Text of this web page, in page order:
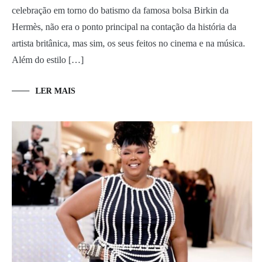
celebração em torno do batismo da famosa bolsa Birkin da
Hermès, não era o ponto principal na contação da história da
artista britânica, mas sim, os seus feitos no cinema e na música.
Além do estilo […]
LER MAIS